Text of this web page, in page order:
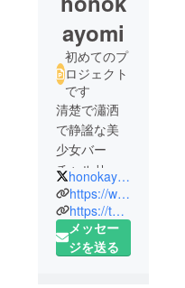
ayomi
初めてのプ
ロジェクト
です
清楚で瀟洒
で静謐な美
少女バー
チャルサー
ヴァントの
仄架よみ(ほ
のかよみ)で
す。
honokayomi
https://www.youtube.com/channel/UCL2Zp9wmnV9PMfaUKBEcESg
https://twitter.com/honokayomi
メッセー
ジを送る